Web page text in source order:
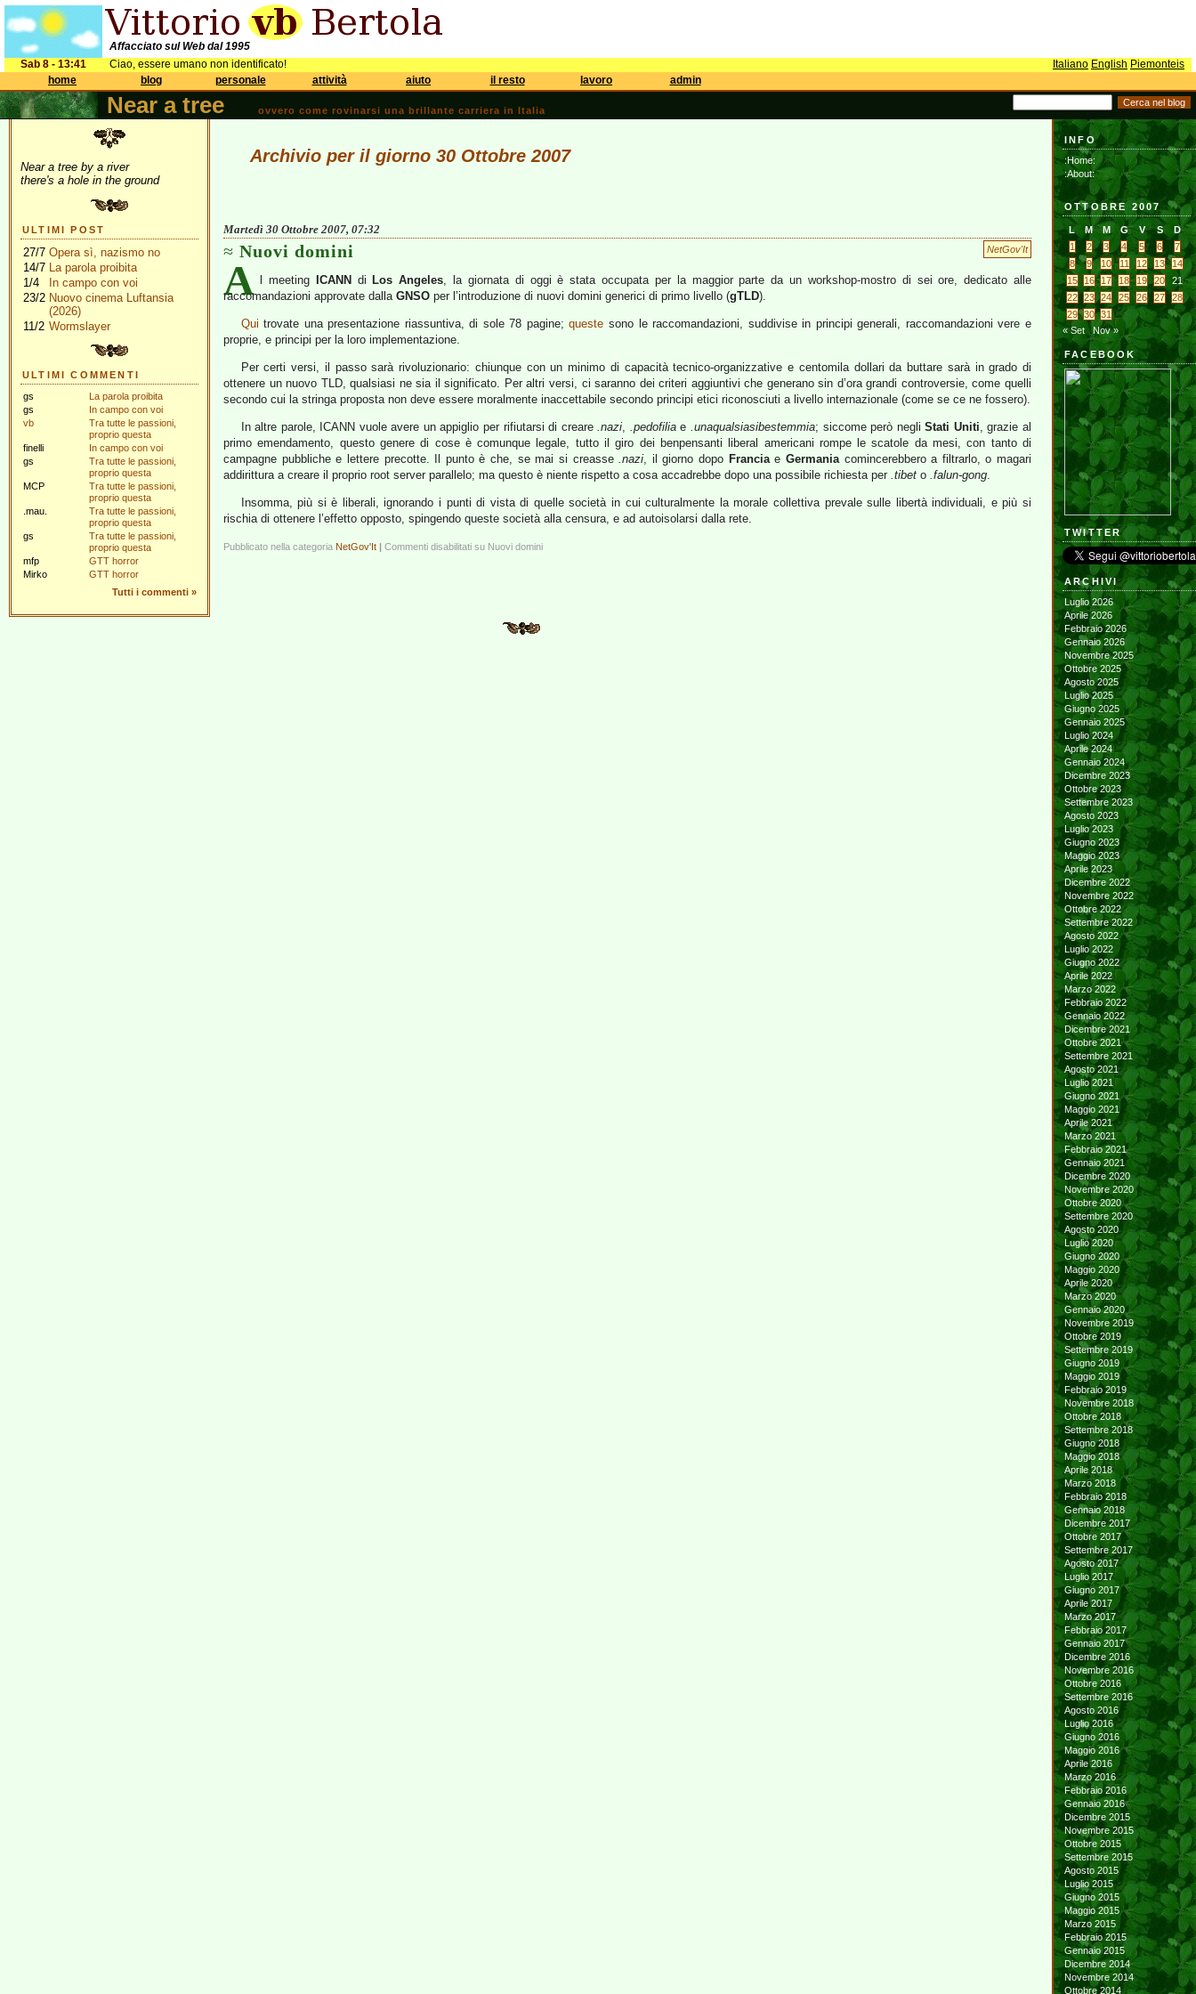
Affacciato sul Web dal 1995
Sab 8 - 13:41
Ciao, essere umano non identificato! Italiano English Piemonteis
home
blog personale attività aiuto il resto lavoro admin
Near a tree ovvero come rovinarsi una brillante carriera in Italia
Near a tree by a river
there's a hole in the ground
ULTIMI POST
27/7 Opera sì, nazismo no
14/7 La parola proibita
1/4
In campo con voi
23/2 Nuovo cinema Luftansia
(2026)
11/2 Wormslayer
ULTIMI COMMENTI
gs
La parola proibita
gs
In campo con voi
vb
Tra tutte le passioni,
proprio questa
finelli
In campo con voi
gs
Tra tutte le passioni,
proprio questa
MCP
Tra tutte le passioni,
proprio questa
.mau.
Tra tutte le passioni,
proprio questa
gs
Tra tutte le passioni,
proprio questa
mfp
GTT horror
Mirko
GTT horror
Tutti i commenti »
Archivio per il giorno 30 Ottobre 2007
Martedì 30 Ottobre 2007, 07:32
NetGov'It
Nuovi domini
A l meeting ICANN di Los Angeles, la giornata di oggi è stata occupata per la maggior parte da un workshop-mostro di sei ore, dedicato alle
raccomandazioni approvate dalla GNSO per l’introduzione di nuovi domini generici di primo livello (gTLD).
Qui trovate una presentazione riassuntiva, di sole 78 pagine;queste sono le raccomandazioni, suddivise in principi generali, raccomandazioni vere e
proprie, e principi per la loro implementazione.
Per certi versi, il passo sarà rivoluzionario: chiunque con un minimo di capacità tecnico-organizzative e centomila dollari da buttare sarà in grado di
ottenere un nuovo TLD, qualsiasi ne sia il significato. Per altri versi, ci saranno dei criteri aggiuntivi che generano sin d’ora grandi controversie, come quelli
secondo cui la stringa proposta non deve essere moralmente inaccettabile secondo principi etici riconosciuti a livello internazionale (come se ce ne fossero).
In altre parole, ICANN vuole avere un appiglio per rifiutarsi di creare.nazi, .pedofiliae.unaqualsiasibestemmia; siccome però negliStati Uniti, grazie al
primo emendamento, questo genere di cose è comunque legale, tutto il giro dei benpensanti liberal americani rompe le scatole da mesi, con tanto di
campagne pubbliche e lettere precotte. Il punto è che, se mai si creasse.nazi, il giorno dopo Franciae Germaniacomincerebbero a filtrarlo, o magari
addirittura a creare il proprio root server parallelo; ma questo è niente rispetto a cosa accadrebbe dopo una possibile richiesta per .tibet o .falun-gong.
Insomma, più si è liberali, ignorando i punti di vista di quelle società in cui culturalmente la morale collettiva prevale sulle libertà individuali, e più si
rischia di ottenere l’effetto opposto, spingendo queste società alla censura, e ad autoisolarsi dalla rete.
Pubblicato nella categoria NetGov'It | Commenti disabilitati su Nuovi domini
INFO
:Home:
:About:
OTTOBRE 2007
L M M G V S
D
1
2 3 4 5 6
7
8
9 10 11 12 13
14
15
16 17 18 19 20
21
22
23 24 25 26 27
28
29
30
31
« Set
Nov »
FACEBOOK
TWITTER
ARCHIVI
Luglio 2026
Aprile 2026
Febbraio 2026
Gennaio 2026
Novembre 2025
Ottobre 2025
Agosto 2025
Luglio 2025
Giugno 2025
Gennaio 2025
Luglio 2024
Aprile 2024
Gennaio 2024
Dicembre 2023
Ottobre 2023
Settembre 2023
Agosto 2023
Luglio 2023
Giugno 2023
Maggio 2023
Aprile 2023
Dicembre 2022
Novembre 2022
Ottobre 2022
Settembre 2022
Agosto 2022
Luglio 2022
Giugno 2022
Aprile 2022
Marzo 2022
Febbraio 2022
Gennaio 2022
Dicembre 2021
Ottobre 2021
Settembre 2021
Agosto 2021
Luglio 2021
Giugno 2021
Maggio 2021
Aprile 2021
Marzo 2021
Febbraio 2021
Gennaio 2021
Dicembre 2020
Novembre 2020
Ottobre 2020
Settembre 2020
Agosto 2020
Luglio 2020
Giugno 2020
Maggio 2020
Aprile 2020
Marzo 2020
Gennaio 2020
Novembre 2019
Ottobre 2019
Settembre 2019
Giugno 2019
Maggio 2019
Febbraio 2019
Novembre 2018
Ottobre 2018
Settembre 2018
Giugno 2018
Maggio 2018
Aprile 2018
Marzo 2018
Febbraio 2018
Gennaio 2018
Dicembre 2017
Ottobre 2017
Settembre 2017
Agosto 2017
Luglio 2017
Giugno 2017
Aprile 2017
Marzo 2017
Febbraio 2017
Gennaio 2017
Dicembre 2016
Novembre 2016
Ottobre 2016
Settembre 2016
Agosto 2016
Luglio 2016
Giugno 2016
Maggio 2016
Aprile 2016
Marzo 2016
Febbraio 2016
Gennaio 2016
Dicembre 2015
Novembre 2015
Ottobre 2015
Settembre 2015
Agosto 2015
Luglio 2015
Giugno 2015
Maggio 2015
Marzo 2015
Febbraio 2015
Gennaio 2015
Dicembre 2014
Novembre 2014
Ottobre 2014